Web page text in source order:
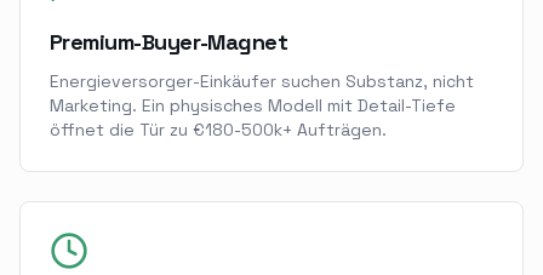
Premium-Buyer-Magnet
Energieversorger-Einkäufer suchen Substanz, nicht
Marketing. Ein physisches Modell mit Detail-Tiefe
öffnet die Tür zu €180-500k+ Aufträgen.